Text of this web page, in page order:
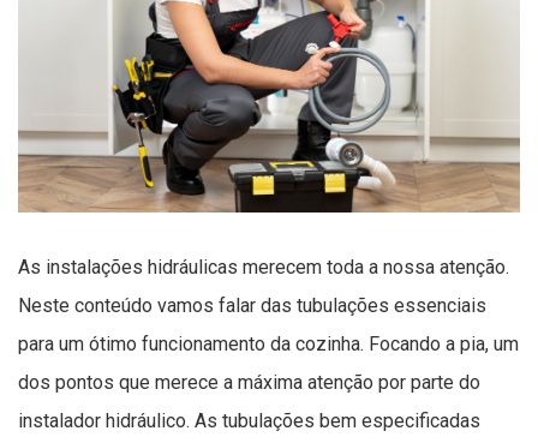
As instalações hidráulicas merecem toda a nossa atenção.
Neste conteúdo vamos falar das tubulações essenciais
para um ótimo funcionamento da cozinha. Focando a pia, um
dos pontos que merece a máxima atenção por parte do
instalador hidráulico. As tubulações bem especificadas